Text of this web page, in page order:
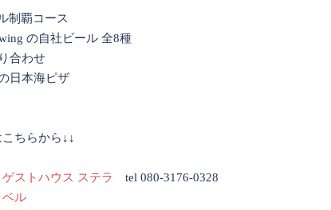
制覇コース
の自社ビール 全8種
合わせ
日本海ピザ
ちらから↓↓
ゲストハウス ステラ
tel 080-3176-0328
ベル